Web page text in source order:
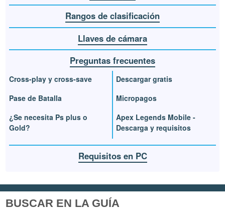
Rangos de clasificación
Llaves de cámara
Preguntas frecuentes
Cross-play y cross-save
Pase de Batalla
¿Se necesita Ps plus o
Gold?
Descargar gratis
Micropagos
Apex Legends Mobile -
Descarga y requisitos
Requisitos en PC
BUSCAR EN LA GUÍA